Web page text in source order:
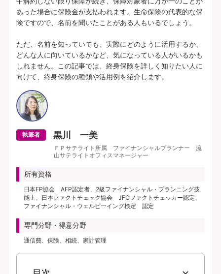
あった場合に保険金が支払われます。生命保険の代表的な保
険ですので、名前を聞いたことがある人もいるでしょう。
ただ、名前を知っていても、実際にどのように活用するか、
どんな人に向いているかなど、気になっている人がいるかも
しれません。この記事では、終身保険を詳しく知りたい人に
執筆者 黒川 一美
ＦＰサテライト所属 ファイナンシャルプランナー 流
山サテライトオフィスマネージャー
所有資格
日本FP協会 AFP認定者、2級ファイナンシャル・プランニング技
能士、日本ファクトチェック協会 JFCファクトチェッカー認定、
ファイナンシャル・ウェルビーイング検定 認定
専門分野・得意分野
通信費、保険、相続、家計管理